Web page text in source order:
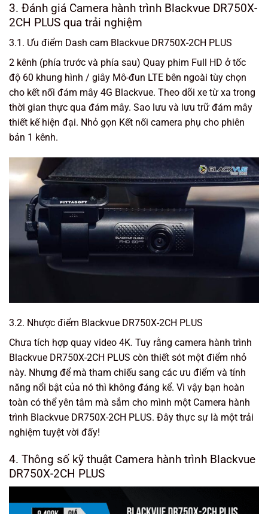
3. Đánh giá Camera hành trình Blackvue DR750X-
2CH PLUS qua trải nghiệm
3.1. Ưu điểm Dash cam Blackvue DR750X-2CH PLUS
2 kênh (phía trước và phía sau) Quay phim Full HD ở tốc
độ 60 khung hình / giây Mô-đun LTE bên ngoài tùy chọn
cho kết nối đám mây 4G Blackvue. Theo dõi xe từ xa trong
thời gian thực qua đám mây. Sao lưu và lưu trữ đám mây
thiết kế hiện đại. Nhỏ gọn Kết nối camera phụ cho phiên
bản 1 kênh.
3.2. Nhược điểm Blackvue DR750X-2CH PLUS
Chưa tích hợp quay video 4K. Tuy rằng camera hành trình
Blackvue DR750X-2CH PLUS còn thiết sót một điểm nhỏ
này. Nhưng để mà tham chiếu sang các ưu điểm và tính
năng nổi bật của nó thì không đáng kể. Vì vậy bạn hoàn
toàn có thể yên tâm mà sắm cho mình một Camera hành
trình Blackvue DR750X-2CH PLUS. Đây thực sự là một trải
nghiệm tuyệt vời đấy!
4. Thông số kỹ thuật Camera hành trình Blackvue
DR750X-2CH PLUS